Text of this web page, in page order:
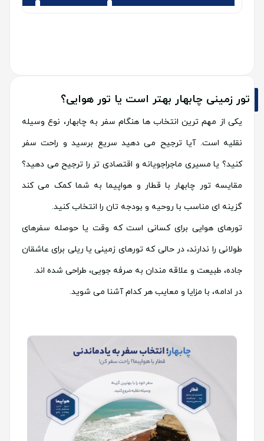
تور زمینی چابهار بهتر است یا تور هوایی؟
یکی از مهم ترین انتخاب ها هنگام سفر به چابهار، نوع وسیله
نقلیه است. آیا ترجیح می دهید سریع برسید و راحت سفر
کنید؟ یا مسیری ماجراجویانه و اقتصادی تر را ترجیح می دهید؟
مقایسه تور چابهار با قطار و هواپیما به شما کمک می کند
گزینه ای مناسب با روحیه و بودجه تان را انتخاب کنید.
تورهای هوایی برای کسانی است که وقت یا حوصله سفرهای
طولانی را ندارند، در حالی که تورهای زمینی یا ریلی برای عاشقان
جاده، طبیعت و علاقه مندان به صرفه جویی، طراحی شده اند.
در ادامه، با مزایا و معایب هر کدام آشنا می شوید.